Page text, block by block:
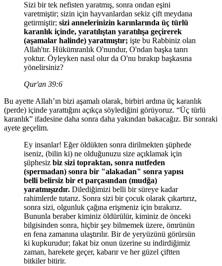
Sizi bir tek nefisten yaratmış, sonra ondan eşini
varetmiştir; sizin için hayvanlardan sekiz çift meydana
getirmiştir; sizi annelerinizin karınlarında üç türlü
karanlık içinde, yaratılıştan yaratılışa geçirerek
(aşamalar halinde) yaratmıştır; işte bu Rabbiniz olan
Allah'tır. Hükümranlık O'nundur, O'ndan başka tanrı
yoktur. Öyleyken nasıl olur da O'nu bırakıp başkasına
yönelirsiniz?
Qur'an 39:6
Bu ayette Allah’ın bizi aşamalı olarak, birbiri ardına üç karanlık
(perde) içinde yarattığını açıkça söylediğini görüyoruz. “Üç türlü
karanlık” ifadesine daha sonra daha yakından bakacağız. Bir sonraki
ayete geçelim.
Ey insanlar! Eğer öldükten sonra dirilmekten şüphede
iseniz, (bilin ki) ne olduğunuzu size açıklamak için
şüphesiz biz sizi topraktan, sonra nutfeden
(spermadan) sonra bir "alakadan" sonra yapısı
belli belirsiz bir et parçasından (mudğa)
yaratmışızdır. Dilediğimizi belli bir süreye kadar
rahimlerde tutarız. Sonra sizi bir çocuk olarak çıkartırız,
sonra sizi, olgunluk çağına erişmeniz için bırakırız.
Bununla beraber kiminiz öldürülür, kiminiz de önceki
bilgisinden sonra, hiçbir şey bilmemek üzere, ömrünün
en fena zamanına ulaştırılır. Bir de yeryüzünü görürsün
ki kupkurudur; fakat biz onun üzerine su indirdiğimiz
zaman, harekete geçer, kabarır ve her güzel çiftten
bitkiler bitirir.